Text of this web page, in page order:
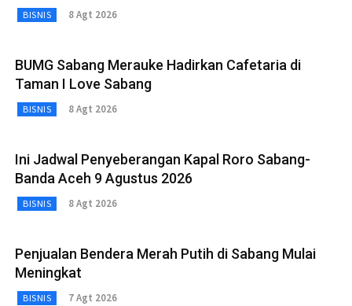
BISNIS 8 Agt 2026
BUMG Sabang Merauke Hadirkan Cafetaria di
Taman I Love Sabang
BISNIS 8 Agt 2026
Ini Jadwal Penyeberangan Kapal Roro Sabang-
Banda Aceh 9 Agustus 2026
BISNIS 8 Agt 2026
Penjualan Bendera Merah Putih di Sabang Mulai
Meningkat
BISNIS 7 Agt 2026